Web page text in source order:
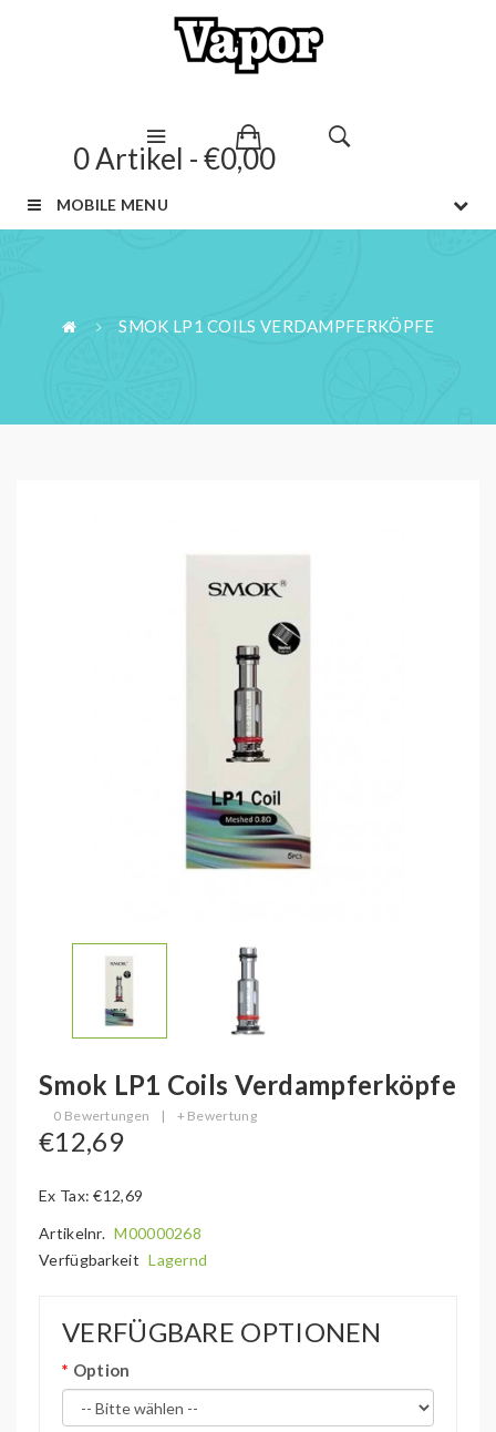
0 Artikel - €0,00
MOBILE MENU
SMOK LP1 COILS VERDAMPFERKÖPFE
Smok LP1 Coils Verdampferköpfe
0 Bewertungen | + Bewertung
€12,69
Ex Tax: €12,69
Artikelnr. M00000268
Verfügbarkeit Lagernd
VERFÜGBARE OPTIONEN
Option